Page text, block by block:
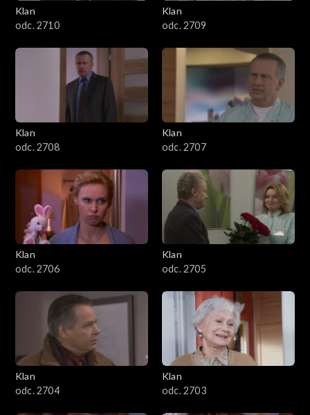
Klan
odc. 2710
Klan
odc. 2709
Klan
odc. 2708
Klan
odc. 2707
Klan
odc. 2706
Klan
odc. 2705
Klan
odc. 2704
Klan
odc. 2703